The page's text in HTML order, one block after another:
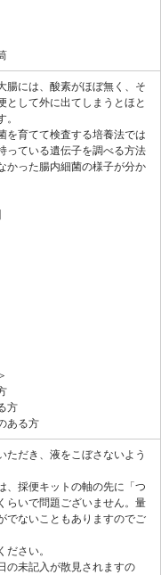
腸には、酸素がほぼ無く、そ
として外に出てしまうとほと
を育てて検査する培養法では
っている遺伝子を調べる方法
かった腸内細菌の様子が分か
方
ある方
ただき、液をこぼさないよう
、採便キットの軸の先に「つ
らいで問題ございません。量
でないこともありますのでご
ださい。
の未記入が散見されますの